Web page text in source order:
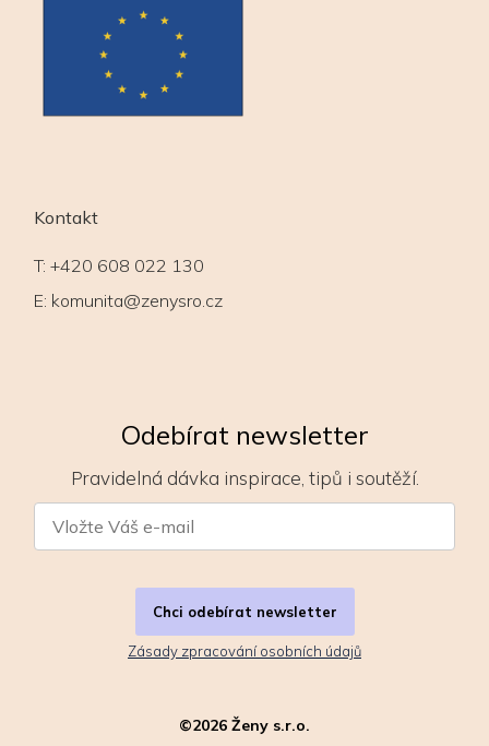
Kontakt
T: +420 608 022 130
E: komunita@zenysro.cz
Odebírat newsletter
Pravidelná dávka inspirace, tipů i soutěží.
Chci odebírat newsletter
Zásady zpracování osobních údajů
©2026 Ženy s.r.o.